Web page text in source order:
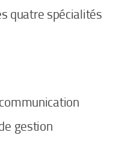
quatre spécialités
gestion